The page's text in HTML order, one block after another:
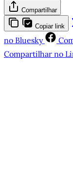
Compartilhar
Copiar link
no Bluesky
Compartilhar no